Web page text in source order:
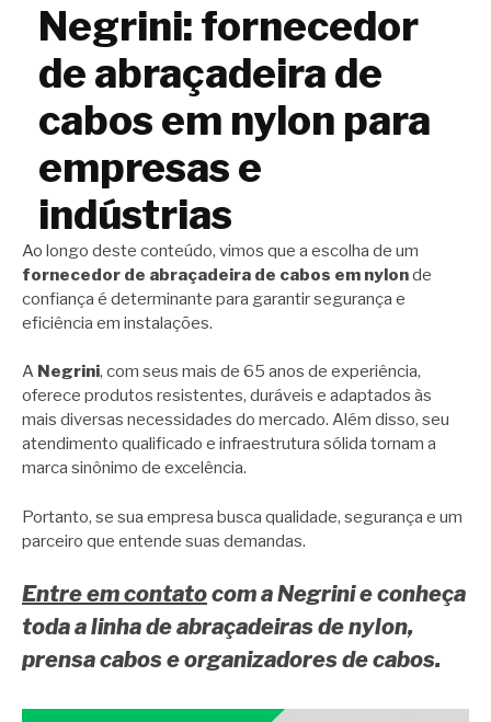
Negrini: fornecedor
de abraçadeira de
cabos em nylon para
empresas e
indústrias
Ao longo deste conteúdo, vimos que a escolha de um
fornecedor de abraçadeira de cabos em nylonde
confiança é determinante para garantir segurança e
eficiência em instalações.
A Negrini, com seus mais de 65 anos de experiência,
oferece produtos resistentes, duráveis e adaptados às
mais diversas necessidades do mercado. Além disso, seu
atendimento qualificado e infraestrutura sólida tornam a
marca sinônimo de excelência.
Portanto, se sua empresa busca qualidade, segurança e um
parceiro que entende suas demandas.
Entre em contatocom a Negrini e conheça
toda a linha de abraçadeiras de nylon,
prensa cabos e organizadores de cabos.